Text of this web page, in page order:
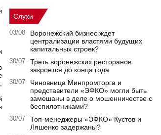
Слухи
03/08
Воронежский бизнес ждет
централизации властями будущих
капитальных строек?
30/07
Треть воронежских ресторанов
закроется до конца года
30/07
Чиновница Минпромторга и
представители «ЭФКО» могли быть
замешаны в деле о мошенничестве с
беспилотниками?
30/07
Топ-менеджеры «ЭФКО» Кустов и
Ляшенко задержаны?